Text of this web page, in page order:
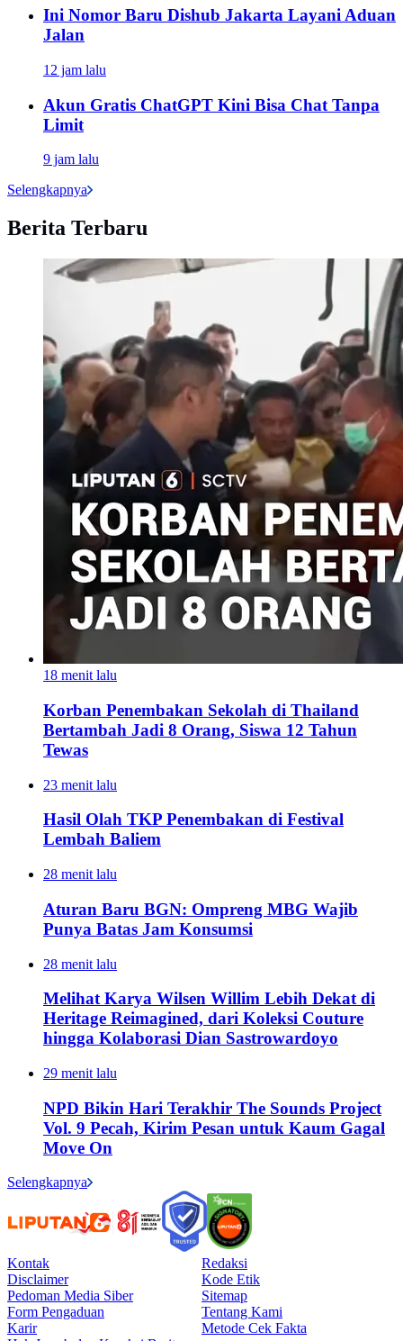
Ini Nomor Baru Dishub Jakarta Layani Aduan
Jalan
12 jam lalu
Akun Gratis ChatGPT Kini Bisa Chat Tanpa
Limit
9 jam lalu
Selengkapnya
Berita Terbaru
18 menit lalu
Korban Penembakan Sekolah di Thailand
Bertambah Jadi 8 Orang, Siswa 12 Tahun
Tewas
23 menit lalu
Hasil Olah TKP Penembakan di Festival
Lembah Baliem
28 menit lalu
Aturan Baru BGN: Ompreng MBG Wajib
Punya Batas Jam Konsumsi
28 menit lalu
Melihat Karya Wilsen Willim Lebih Dekat di
Heritage Reimagined, dari Koleksi Couture
hingga Kolaborasi Dian Sastrowardoyo
29 menit lalu
NPD Bikin Hari Terakhir The Sounds Project
Vol. 9 Pecah, Kirim Pesan untuk Kaum Gagal
Move On
Selengkapnya
Kontak
Redaksi
Disclaimer
Kode Etik
Pedoman Media Siber
Sitemap
Form Pengaduan
Tentang Kami
Karir
Metode Cek Fakta